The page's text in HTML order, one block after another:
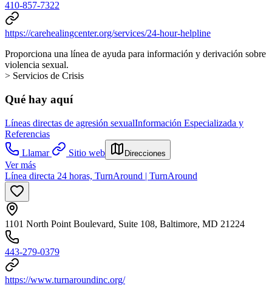
410-857-7322
https://carehealingcenter.org/services/24-hour-helpline
Proporciona una línea de ayuda para información y derivación sobre
violencia sexual.
> Servicios de Crisis
Qué hay aquí
Líneas directas de agresión sexualInformación Especializada y
Referencias
Llamar
Sitio web Direcciones
Ver más
Línea directa 24 horas, TurnAround | TurnAround
1101 North Point Boulevard, Suite 108, Baltimore, MD 21224
443-279-0379
https://www.turnaroundinc.org/